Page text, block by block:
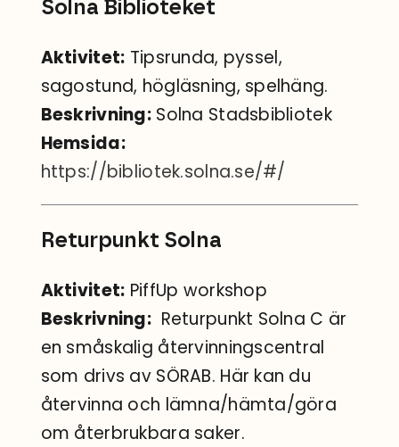
Solna Biblioteket
Aktivitet: Tipsrunda, pyssel,
sagostund, högläsning, spelhäng.
Beskrivning:Solna Stadsbibliotek
Hemsida:
https://bibliotek.solna.se/#/
Returpunkt Solna
Aktivitet: PiffUp workshop
Beskrivning:Returpunkt Solna C är
en småskalig återvinningscentral
som drivs av SÖRAB. Här kan du
återvinna och lämna/hämta/göra
om återbrukbara saker.